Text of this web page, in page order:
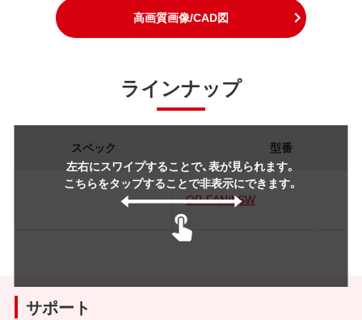
高画質画像/CAD図
ラインナップ
左右にスワイプすることで、表が見られます。
こちらをタップすることで非表示にできます。
スペック 型番
OP-FAN/LSW
サポート